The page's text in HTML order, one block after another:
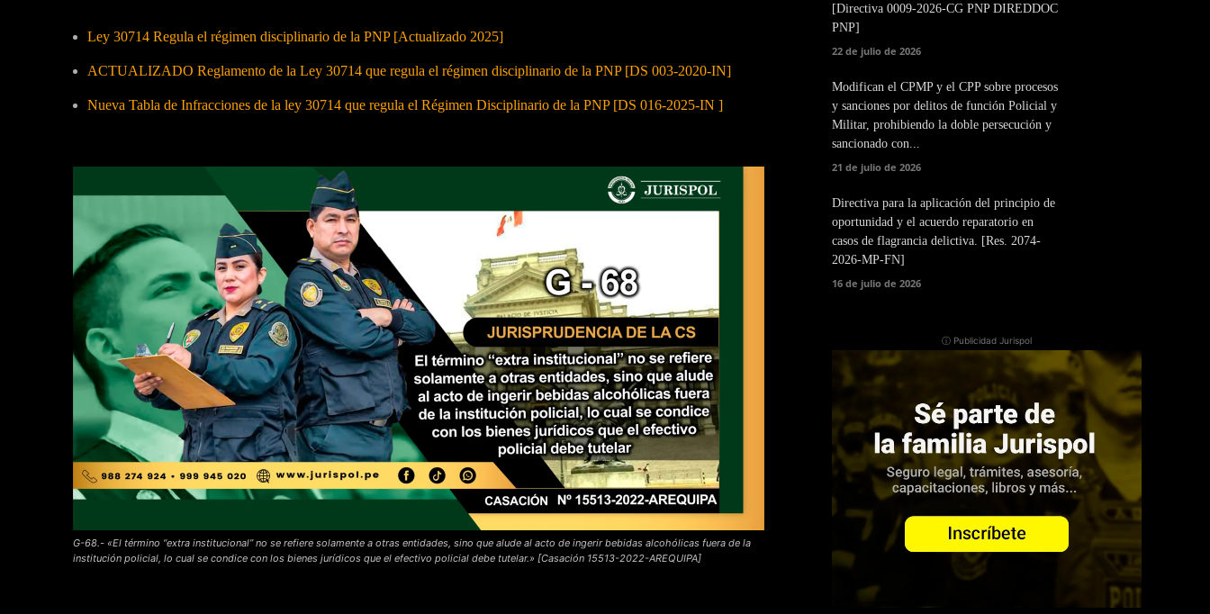
Ley 30714 Regula el régimen disciplinario de la PNP [Actualizado 2025]
ACTUALIZADO Reglamento de la Ley 30714 que regula el régimen disciplinario de la PNP [DS 003-2020-IN]
Nueva Tabla de Infracciones de la ley 30714 que regula el Régimen Disciplinario de la PNP [DS 016-2025-IN ]
G-68.- «El término “extra institucional” no se refiere solamente a otras entidades, sino que alude al acto de ingerir bebidas alcohólicas fuera de la
institución policial, lo cual se condice con los bienes jurídicos que el efectivo policial debe tutelar.» [Casación 15513-2022-AREQUIPA]
[Directiva 0009-2026-CG PNP DIREDDOC
PNP]
22 de julio de 2026
Modifican el CPMP y el CPP sobre procesos
y sanciones por delitos de función Policial y
Militar, prohibiendo la doble persecución y
sancionado con...
21 de julio de 2026
Directiva para la aplicación del principio de
oportunidad y el acuerdo reparatorio en
casos de flagrancia delictiva. [Res. 2074-
2026-MP-FN]
16 de julio de 2026
ⓘ Publicidad Jurispol